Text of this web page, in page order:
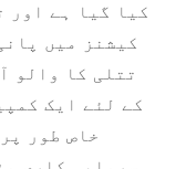
کیا گیا ہے اور
کیشنز میں
تتلی کا والو
کے لئے ایک
خاص طور